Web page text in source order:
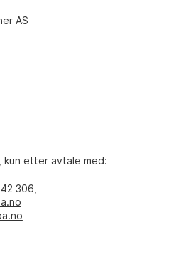
AS
kun etter avtale med:
306,